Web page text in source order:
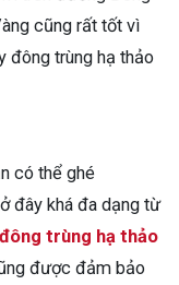
cũng rất tốt vì
đông trùng hạ thảo
có thể ghé
đây khá đa dạng từ
trùng hạ thảo
được đảm bảo